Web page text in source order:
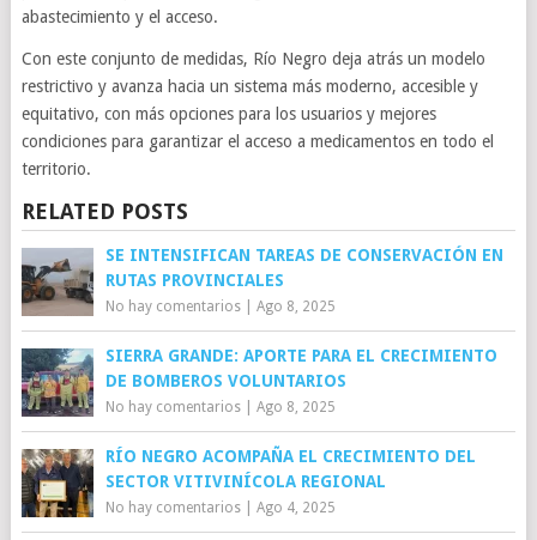
abastecimiento y el acceso.
Con este conjunto de medidas, Río Negro deja atrás un modelo
restrictivo y avanza hacia un sistema más moderno, accesible y
equitativo, con más opciones para los usuarios y mejores
condiciones para garantizar el acceso a medicamentos en todo el
territorio.
RELATED POSTS
SE INTENSIFICAN TAREAS DE CONSERVACIÓN EN
RUTAS PROVINCIALES
No hay comentarios| Ago 8, 2025
SIERRA GRANDE: APORTE PARA EL CRECIMIENTO
DE BOMBEROS VOLUNTARIOS
No hay comentarios| Ago 8, 2025
RÍO NEGRO ACOMPAÑA EL CRECIMIENTO DEL
SECTOR VITIVINÍCOLA REGIONAL
No hay comentarios| Ago 4, 2025